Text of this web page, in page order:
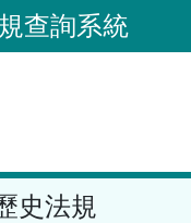
查詢系統
史法規